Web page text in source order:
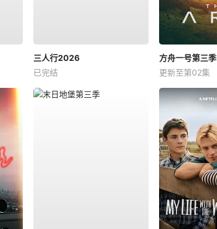
三人行2026
已完结
方舟一号第三季
更新至第02集